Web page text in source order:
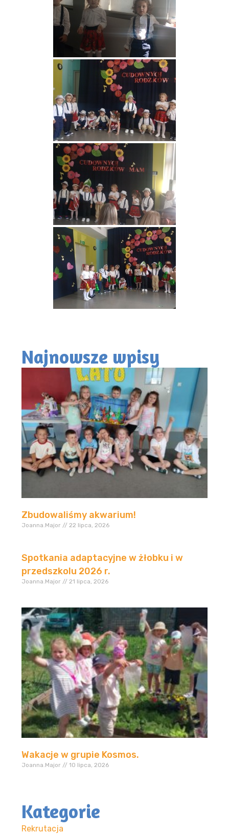
Najnowsze wpisy
Zbudowaliśmy akwarium!
Joanna.Major 22 lipca, 2026
Spotkania adaptacyjne w żłobku i w
przedszkolu 2026 r.
Joanna.Major 21 lipca, 2026
Wakacje w grupie Kosmos.
Joanna.Major 10 lipca, 2026
Kategorie
Rekrutacja